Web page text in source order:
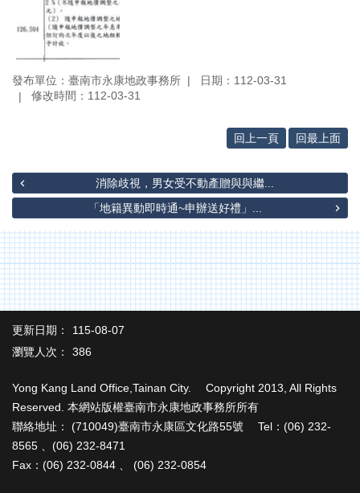
主
其
他
服
務
地
籍
圖
實
價
錄
未
辦
繼
承
發布單位：臺南市永康地政事務所
日期：112-03-31
修改時間：112-03-31
回上一頁 回最上面
消除歧視，男女受不動產贈與與繼...
「地籍異動即時通~申辦送好禮」...
更新日期：
115-08-07
瀏覽人次：
386
Yong Kang Land Office,Tainan City. Copyright 2013, All Rights
Reserved. 本網站版權臺南市永康地政事務所所有
聯絡地址： (710049)臺南市永康區文化路55號 Tel：(06) 232-
8565 、(06) 232-8471
Fax：(06) 232-0844 、 (06) 232-0854